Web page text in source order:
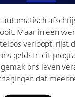
Maar in een
verloopt, rijst
geld? In dit
ons leven
dat